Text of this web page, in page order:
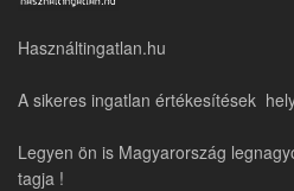
Használtingatlan.hu
A sikeres ingatlan értékesítések
Legyen ön is Magyarország
tagja !